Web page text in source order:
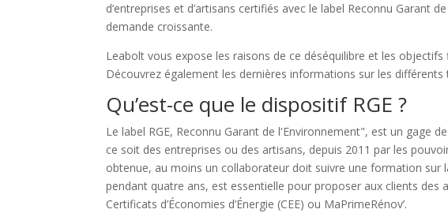
d’entreprises et d’artisans certifiés avec le label Reconnu Garant
demande croissante.
Leabolt vous expose les raisons de ce déséquilibre et les
Découvrez également les dernières informations sur les
Qu’est-ce que le dispositif RGE ?
Le label RGE, Reconnu Garant de l'Environnement", est un gage
ce soit des entreprises ou des artisans, depuis 2011 par les
obtenue, au moins un collaborateur doit suivre une formation sur
pendant quatre ans, est essentielle pour proposer aux clients des
Certificats d’Économies d’Énergie (CEE) ou MaPrimeRénov’.